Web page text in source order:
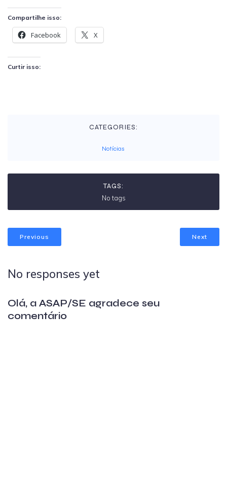
Compartilhe isso:
Facebook X
Curtir isso:
CATEGORIES:
Notícias
TAGS:
No tags
Previous Next
No responses yet
Olá, a ASAP/SE agradece seu
comentário